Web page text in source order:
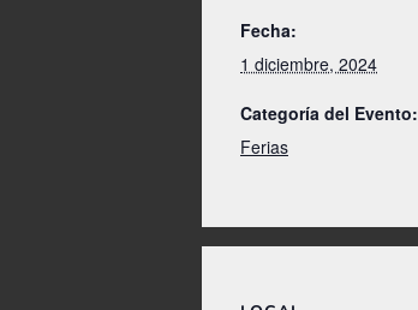
Fecha:
1 diciembre, 2024
Categoría del Evento:
Ferias